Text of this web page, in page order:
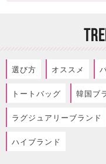
選び方 オススメ
トートバッグ 韓国ブ
ラグジュアリーブランド
ハイブランド